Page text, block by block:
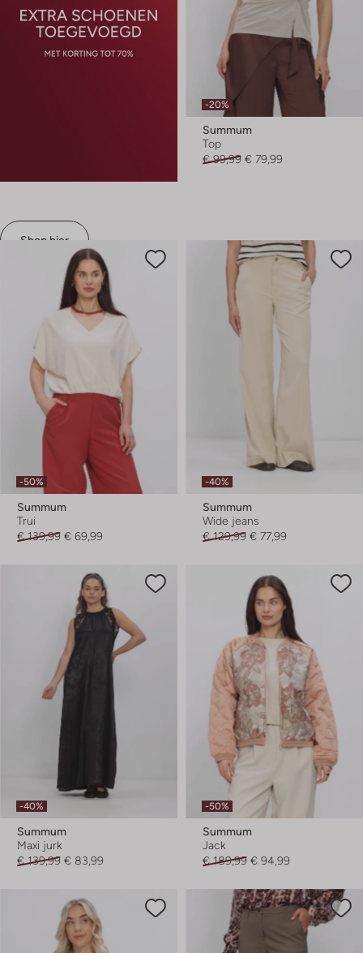
Shop hier
-20%
Summum
Top
€ 99,99 € 79,99
-50%
Summum
Trui
€ 139,99 € 69,99
-40%
Summum
Wide jeans
€ 129,99 € 77,99
-40%
Summum
Maxi jurk
€ 139,99 € 83,99
-50%
Summum
Jack
€ 189,99 € 94,99